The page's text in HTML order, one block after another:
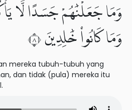
وَمَا جَعَلْنَٰهُمْ جَسَدًا لَّا
وَمَا كَانُوا۟ خَٰلِدِينَ ٨
mereka tubuh-tubuh yang
dan tidak (pula) mereka itu